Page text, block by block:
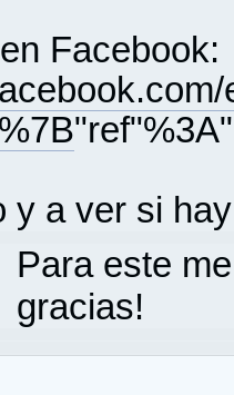
Facebook:
y a ver si
Para este
gracias!